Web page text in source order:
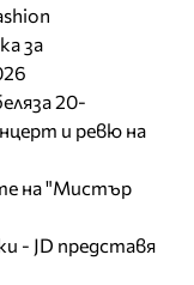
за
20-
и ревю на
на "Мистър
- JD представя